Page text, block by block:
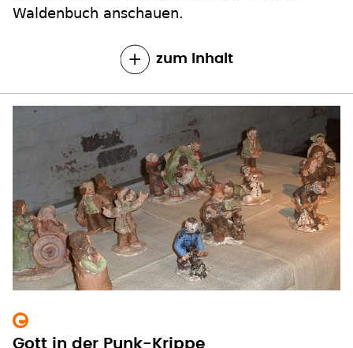
Waldenbuch anschauen.
zum Inhalt
Gott in der Punk-Krippe